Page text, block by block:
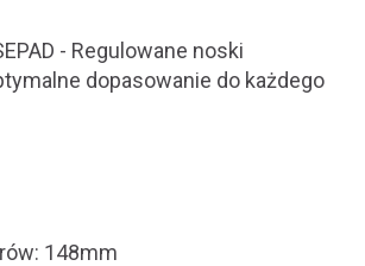
- Regulowane noski
dopasowanie do każdego
148mm